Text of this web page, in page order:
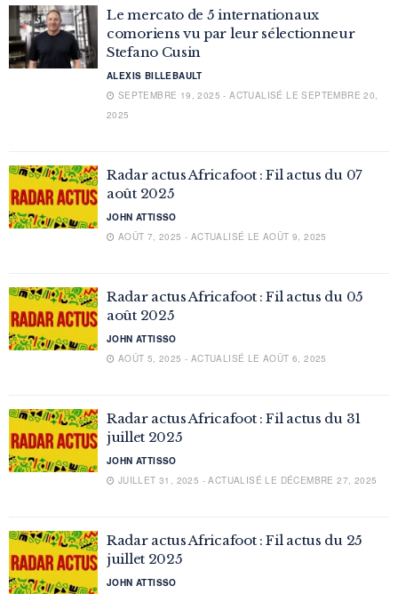
Le mercato de 5 internationaux
comoriens vu par leur sélectionneur
Stefano Cusin
ALEXIS BILLEBAULT
SEPTEMBRE 19, 2025 - ACTUALISÉ LE SEPTEMBRE 20,
2025
Radar actus Africafoot : Fil actus du 07
août 2025
JOHN ATTISSO
AOÛT 7, 2025 - ACTUALISÉ LE AOÛT 9, 2025
Radar actus Africafoot : Fil actus du 05
août 2025
JOHN ATTISSO
AOÛT 5, 2025 - ACTUALISÉ LE AOÛT 6, 2025
Radar actus Africafoot : Fil actus du 31
juillet 2025
JOHN ATTISSO
JUILLET 31, 2025 - ACTUALISÉ LE DÉCEMBRE 27, 2025
Radar actus Africafoot : Fil actus du 25
juillet 2025
JOHN ATTISSO